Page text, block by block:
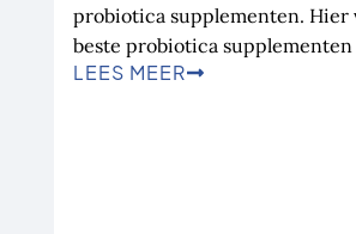
probiotica supplementen. Hier
beste probiotica
LEES MEER